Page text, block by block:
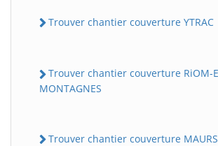
Trouver chantier couverture YTRAC
Trouver chantier couverture RiOM-
MONTAGNES
Trouver chantier couverture MAURS